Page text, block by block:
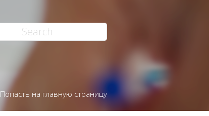
Попасть на главную страницу